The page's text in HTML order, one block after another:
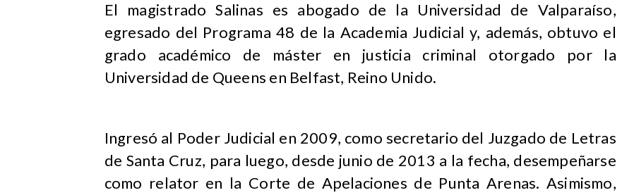
El magistrado Salinas es abogado de la Universidad de Valparaíso,
egresado del Programa 48 de la Academia Judicial y, además, obtuvo el
grado académico de máster en justicia criminal otorgado por la
Universidad de Queens en Belfast, Reino Unido.
Ingresó al Poder Judicial en 2009, como secretario del Juzgado de Letras
de Santa Cruz, para luego, desde junio de 2013 a la fecha, desempeñarse
como relator en la Corte de Apelaciones de Punta Arenas. Asimismo,